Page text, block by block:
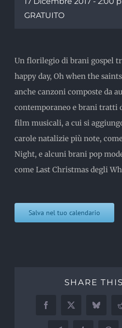
GRATUITO
Un florilegio di brani gospel
happy day, Oh when the
anche canzoni composte da
contemporaneo e brani tratti
film musicali, a cui si
carole natalizie più note,
Night, e alcuni brani pop
come Last Christmas degli
Salva nel tuo calendario
SHARE
Facebook
X Bluesky